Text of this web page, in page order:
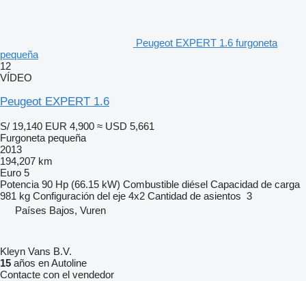
Peugeot EXPERT 1.6 furgoneta
pequeña
12
VÍDEO
Peugeot EXPERT 1.6
S/ 19,140 EUR 4,900 ≈ USD 5,661
Furgoneta pequeña
2013
194,207 km
Euro 5
Potencia 90 Hp (66.15 kW) Combustible diésel Capacidad de carga
981 kg Configuración del eje 4x2 Cantidad de asientos 3
Países Bajos, Vuren
Kleyn Vans B.V.
15 años en Autoline
Contacte con el vendedor